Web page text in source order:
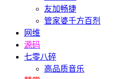
友加畅捷
管家婆千方百剂
网维
源码
七零八碎
高品质音乐